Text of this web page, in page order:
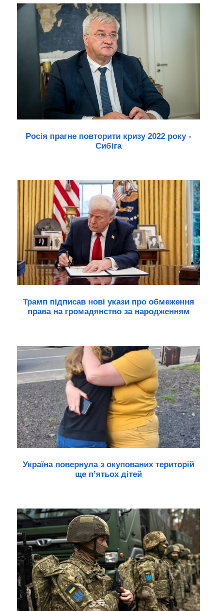
Росія прагне повторити кризу 2022 року -
Сибіга
Трамп підписав нові укази про обмеження
права на громадянство за народженням
Україна повернула з окупованих територій
ще п’ятьох дітей